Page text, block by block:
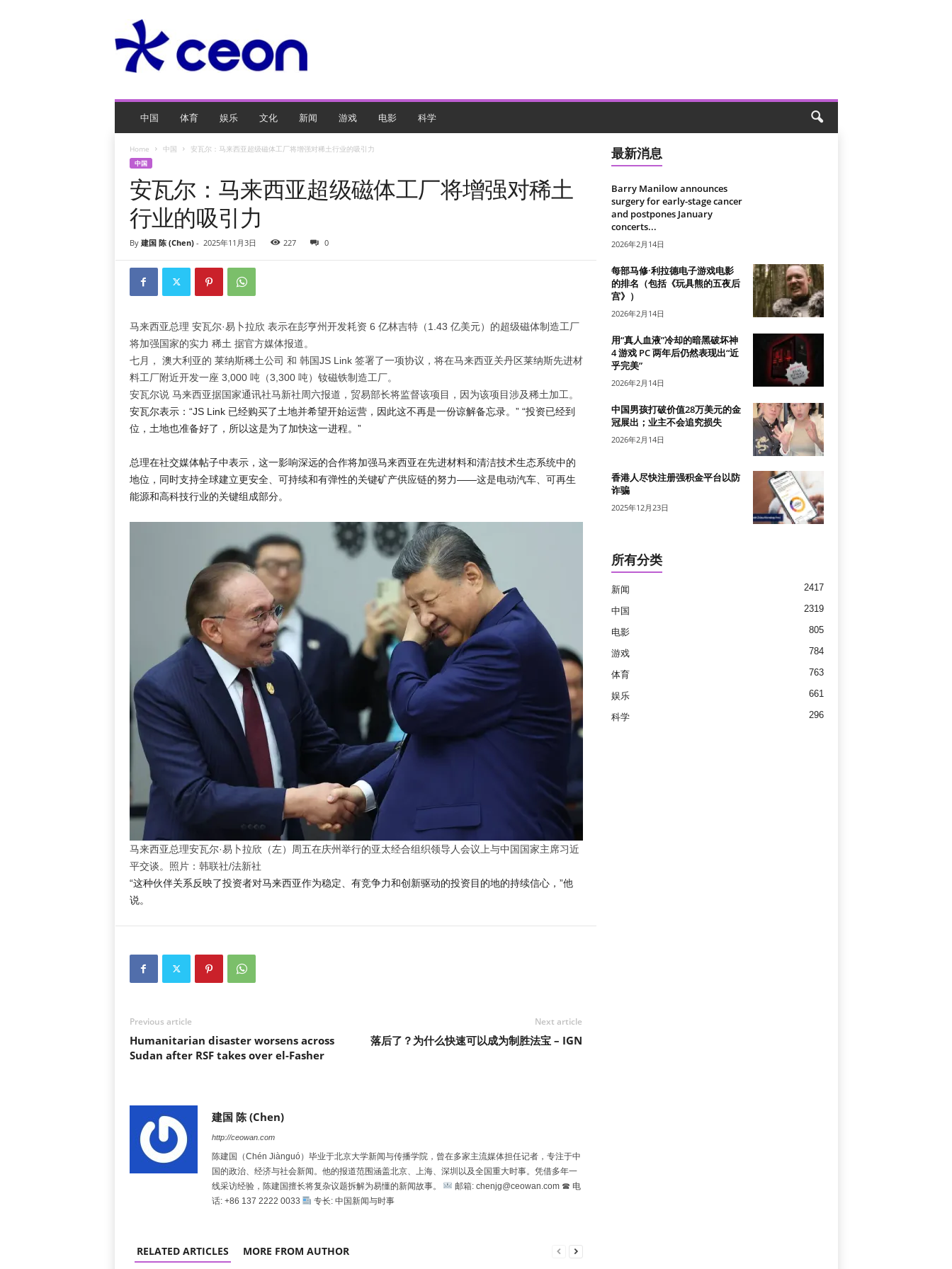
O
游
中国 体育 娱乐 文化 新闻 游戏 电影 科学
Home 中国 安瓦尔：马来西亚超级磁体工厂将增强对稀土行业的吸引力
中国
安瓦尔：马来西亚超级磁体工厂将增强对稀土
行业的吸引力
By 建国 陈 (Chen)- 2025年11月3日 227 0
马来西亚总理 安瓦尔·易卜拉欣 表示在彭亨州开发耗资 6 亿林吉特（1.43 亿美元）的超级磁体制造工厂
将加强国家的实力 稀土 据官方媒体报道。
七月， 澳大利亚的 莱纳斯稀土公司 和 韩国JS Link 签署了一项协议，将在马来西亚关丹区莱纳斯先进材
料工厂附近开发一座 3,000 吨（3,300 吨）钕磁铁制造工厂。
安瓦尔说 马来西亚据国家通讯社马新社周六报道，贸易部长将监督该项目，因为该项目涉及稀土加工。
安瓦尔表示：“JS Link 已经购买了土地并希望开始运营，因此这不再是一份谅解备忘录。” “投资已经到
位，土地也准备好了，所以这是为了加快这一进程。”
总理在社交媒体帖子中表示，这一影响深远的合作将加强马来西亚在先进材料和清洁技术生态系统中的
地位，同时支持全球建立更安全、可持续和有弹性的关键矿产供应链的努力——这是电动汽车、可再生
能源和高科技行业的关键组成部分。
马来西亚总理安瓦尔·易卜拉欣（左）周五在庆州举行的亚太经合组织领导人会议上与中国国家主席习近
平交谈。照片：韩联社/法新社
“这种伙伴关系反映了投资者对马来西亚作为稳定、有竞争力和创新驱动的投资目的地的持续信心，”他
说。
Previous article
Humanitarian disaster worsens across
Sudan after RSF takes over el-Fasher
Next article
落后了？为什么快速可以成为制胜法宝 – IGN
建国 陈 (Chen)
http://ceowan.com
陈建国（Chén Jiànguó）毕业于北京大学新闻与传播学院，曾在多家主流媒体担任记者，专注于中
国的政治、经济与社会新闻。他的报道范围涵盖北京、上海、深圳以及全国重大时事。凭借多年一
线采访经验，陈建国擅长将复杂议题拆解为易懂的新闻故事。
邮箱: chenjg@ceowan.com ☎ 电
话: +86 137 2222 0033
专长: 中国新闻与时事
RELATED ARTICLES MORE FROM AUTHOR
最新消息
Barry Manilow announces
surgery for early-stage cancer
and postpones January
concerts...
2026年2月14日
每部马修·利拉德电子游戏电影
的排名（包括《玩具熊的五夜后
宫》）
2026年2月14日
用“真人血液”冷却的暗黑破坏神
4 游戏 PC 两年后仍然表现出“近
乎完美”
2026年2月14日
中国男孩打破价值28万美元的金
冠展出；业主不会追究损失
2026年2月14日
香港人尽快注册强积金平台以防
诈骗
2025年12月23日
所有分类
新闻 2417
中国 2319
电影 805
游戏 784
体育 763
娱乐 661
科学 296